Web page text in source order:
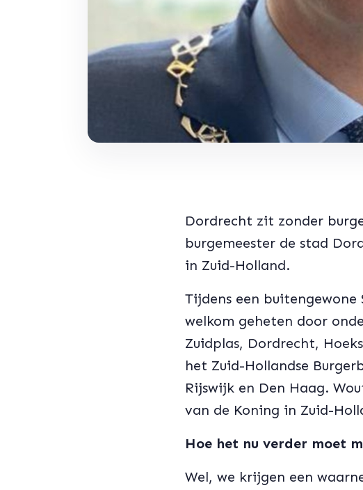
Dordrecht zit zonder
burgemeester de stad
in Zuid-Holland.
Tijdens een
welkom geheten door
Zuidplas, Dordrecht,
het Zuid-Hollandse
Rijswijk en Den Haag.
van de Koning in Zuid-
Hoe het nu verder moet
Wel, we krijgen een